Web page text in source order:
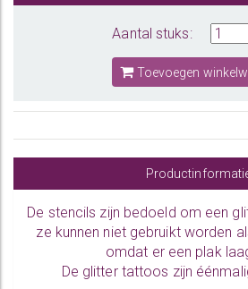
Aantal stuks:
Toevoegen
De stencils zijn bedoeld om een
ze kunnen niet gebruikt worden
omdat er een plak
De glitter tattoos zijn